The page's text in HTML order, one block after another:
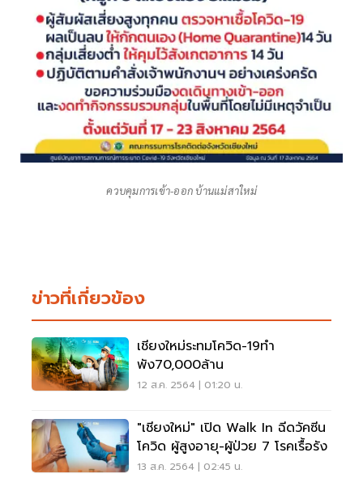
ควบคุมการเข้า-ออก บ้านแม่สาใหม่
ข่าวที่เกี่ยวข้อง
เชียงใหม่ระทมโควิด-19ทำ
พัง70,000ล้าน
12 ส.ค. 2564 | 01:20 น.
"เชียงใหม่" เปิด Walk In ฉีดวัคซีน
โควิด ผู้สูงอายุ-ผู้ป่วย 7 โรคเรื้อรัง
13 ส.ค. 2564 | 02:45 น.